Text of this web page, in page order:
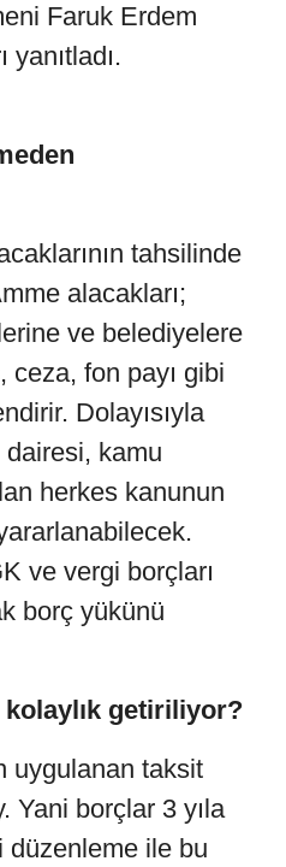
Faruk Erdem
yanıtladı.
tahsilinde
alacakları;
ve belediyelere
ceza, fon payı gibi
Dolayısıyla
kamu
herkes kanunun
ve vergi borçları
borç yükünü
getiriliyor?
uygulanan taksit
Yani borçlar 3 yıla
düzenleme ile bu